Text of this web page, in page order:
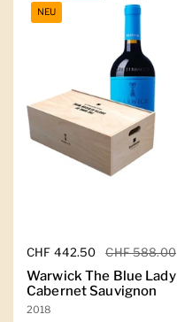
Regulärer Preis
CHF 442.50 Sale-Preis
CHF 588.00
Warwick The Blue Lady
Cabernet Sauvignon
2018
NEU